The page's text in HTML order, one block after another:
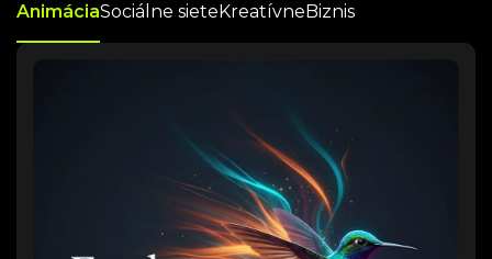
AnimáciaSociálne sieteKreatívneBiznis